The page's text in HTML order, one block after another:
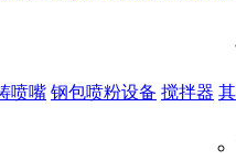
喷嘴 钢包喷粉设备 搅拌器